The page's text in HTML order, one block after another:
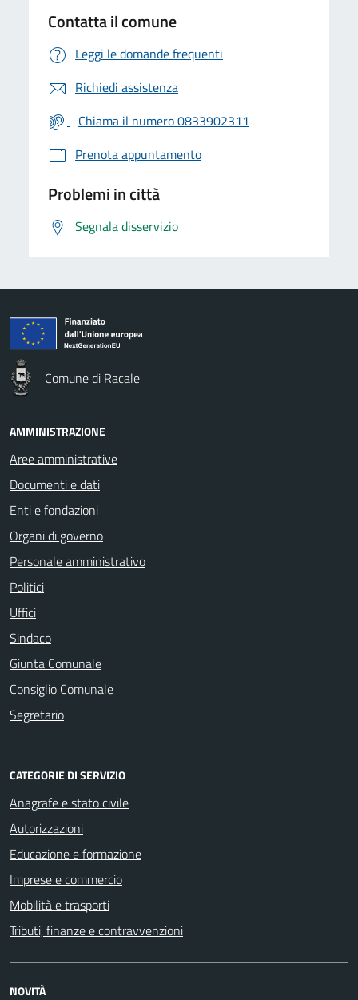
Contatta il comune
Leggi le domande frequenti
Richiedi assistenza
Chiama il numero 0833902311
Prenota appuntamento
Problemi in città
Segnala disservizio
Comune di Racale
AMMINISTRAZIONE
Aree amministrative
Documenti e dati
Enti e fondazioni
Organi di governo
Personale amministrativo
Politici
Uffici
Sindaco
Giunta Comunale
Consiglio Comunale
Segretario
CATEGORIE DI SERVIZIO
Anagrafe e stato civile
Autorizzazioni
Educazione e formazione
Imprese e commercio
Mobilità e trasporti
Tributi, finanze e contravvenzioni
NOVITÀ